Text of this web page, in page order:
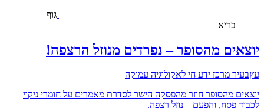
גוף
בריא
יוצאים מהסופר – נפרדים מנוזל הרצפה!
עץבעיר מרכז ידע חי לאקולוגיה עמוקה
יוצאים מהסופר חוזר מהפסקה הישר לסדרת מאמרים על חומרי ניקוי
לכבוד פסח, והפעם – נוזל רצפה.